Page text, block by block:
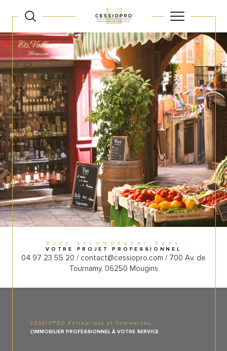
Vous accompagner dans
VOTRE PROJET PROFESSIONNEL
04 97 23 55 20 / contact@cessiopro.com / 700 Av. de
Tournamy, 06250 Mougins
CESSIOPRO Entreprises et Commerces,
L'IMMOBILIER PROFESSIONNEL À VOTRE SERVICE